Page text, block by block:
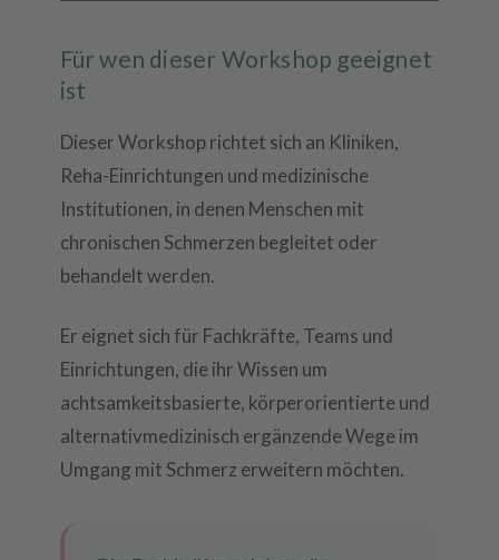
Für wen dieser Workshop geeignet
ist
Dieser Workshop richtet sich an Kliniken,
Reha-Einrichtungen und medizinische
Institutionen, in denen Menschen mit
chronischen Schmerzen begleitet oder
behandelt werden.
Er eignet sich für Fachkräfte, Teams und
Einrichtungen, die ihr Wissen um
achtsamkeitsbasierte, körperorientierte und
alternativmedizinisch ergänzende Wege im
Umgang mit Schmerz erweitern möchten.